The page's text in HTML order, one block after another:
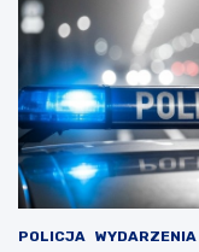
POLICJA WYDARZENIA